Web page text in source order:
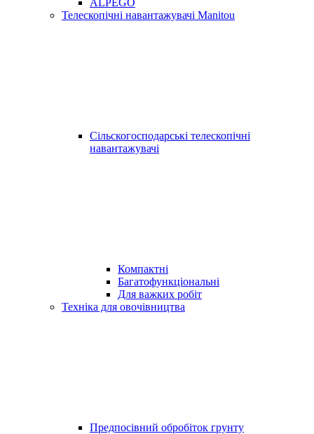
ALPEGO
Телескопічні навантажувачі Manitou
Сільскогосподарські телескопічні
навантажувачі
Компактні
Багатофункціональні
Для важких робіт
Техніка для овочівництва
Предпосівний обробіток грунту